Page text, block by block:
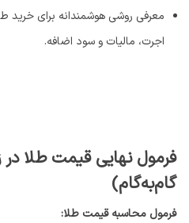
معرفی روشی هوشمندانه برای خرید
اجرت، مالیات و سود اضافه.
فرمول نهایی قیمت طلا
گام‌به‌گام)
فرمول محاسبه قیمت طلا: